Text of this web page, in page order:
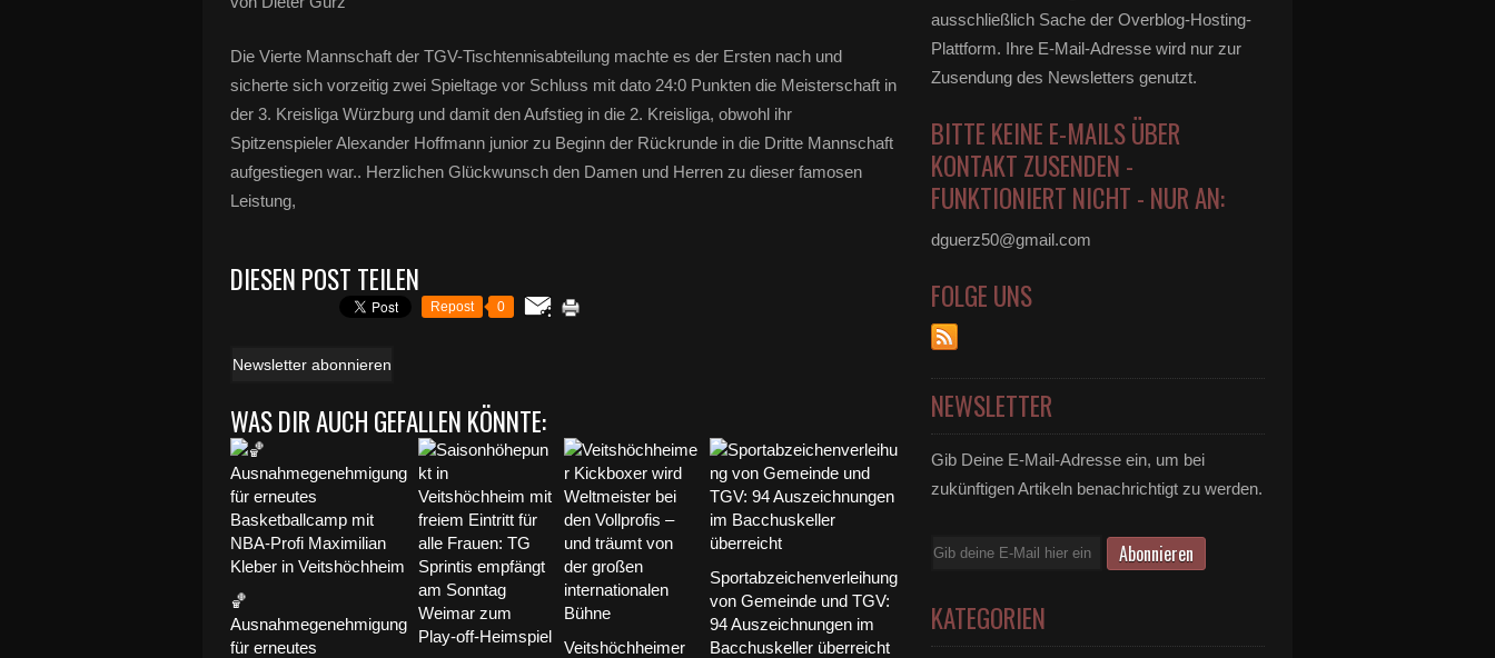
Die Vierte Mannschaft der TGV-Tischtennisabteilung machte es der Ersten nach und
sicherte sich vorzeitig zwei Spieltage vor Schluss mit dato 24:0 Punkten die Meisterschaft in
der 3. Kreisliga Würzburg und damit den Aufstieg in die 2. Kreisliga, obwohl ihr
Spitzenspieler Alexander Hoffmann junior zu Beginn der Rückrunde in die Dritte Mannschaft
aufgestiegen war.. Herzlichen Glückwunsch den Damen und Herren zu dieser famosen
Leistung,
DIESEN POST TEILEN
Repost 0
Newsletter abonnieren
WAS DIR AUCH GEFALLEN KÖNNTE:
🏀
Ausnahmegenehmigung
für erneutes
Veitshöchheimer
Sportabzeichenverleihung
von Gemeinde und TGV:
94 Auszeichnungen im
Bacchuskeller überreicht
ausschließlich Sache der Overblog-Hosting-
Plattform. Ihre E-Mail-Adresse wird nur zur
Zusendung des Newsletters genutzt.
BITTE KEINE E-MAILS ÜBER
KONTAKT ZUSENDEN -
FUNKTIONIERT NICHT - NUR AN:
dguerz50@gmail.com
FOLGE UNS
NEWSLETTER
Gib Deine E-Mail-Adresse ein, um bei
zukünftigen Artikeln benachrichtigt zu werden.
E-
KATEGORIEN